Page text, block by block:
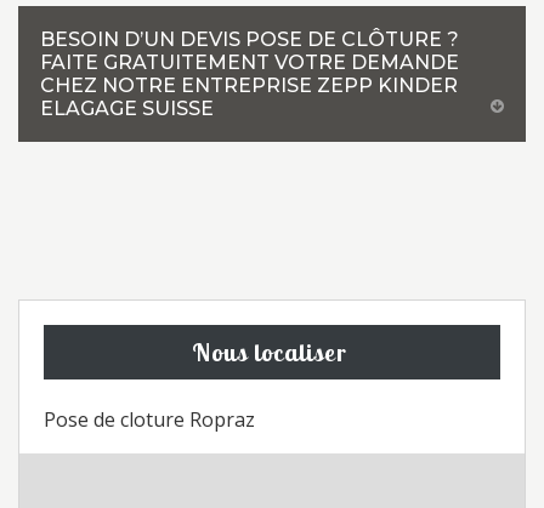
BESOIN D’UN DEVIS POSE DE CLÔTURE ?
FAITE GRATUITEMENT VOTRE DEMANDE
CHEZ NOTRE ENTREPRISE ZEPP KINDER
ELAGAGE SUISSE
Nous localiser
Pose de cloture Ropraz